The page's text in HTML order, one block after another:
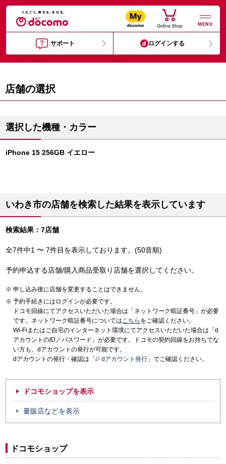
MENU
サポート ログインする
店舗の選択
選択した機種・カラー
iPhone 15 256GB イエロー
いわき市の店舗を検索した結果を表示しています
検索結果：7店舗
全7件中1 〜 7件目を表示しております。(50音順)
予約申込する店舗/購入商品受取り店舗を選択してください。
申し込み後に店舗を変更することはできません。
予約手続きにはログインが必要です。
ドコモ回線にてアクセスいただいた場合は「ネットワーク暗証番号」が必要
です。ネットワーク暗証番号についてはこちら をご確認ください。
Wi-Fiまたはご自宅のインターネット環境にてアクセスいただいた場合は「d
アカウントのID／パスワード」が必要です。ドコモの契約回線をお持ちでな
い方も、dアカウントの発行が可能です。
dアカウントの発行・確認は「
dアカウント発行 」でご確認ください。
ドコモショップを表示
量販店などを表示
ドコモショップ